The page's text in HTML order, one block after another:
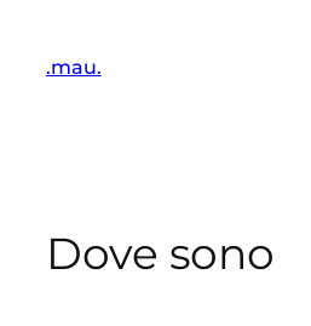
contenuto
.mau.
Dove sono